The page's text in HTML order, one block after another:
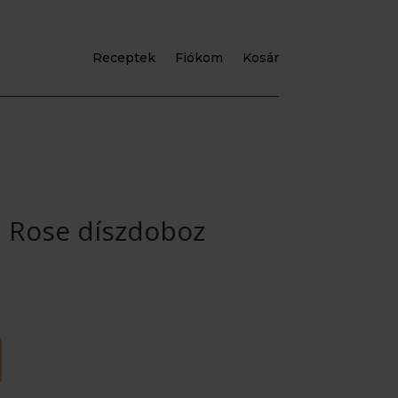
Receptek Fiókom Kosár
díszdoboz